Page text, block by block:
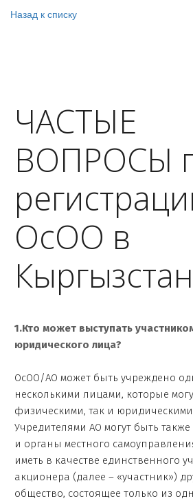
Назад к списку
ЧАСТЫЕ
ВОПРОСЫ
ОсОО в
1.Кто может выступать
юридического лица?
ОсОО/АО может быть учреждено
несколькими лицами, которые
физическими, так и
Учредителями АО могут быть
и органы местного
иметь в качестве единственного
акционера (далее – «участник»)
общество, состоящее только из